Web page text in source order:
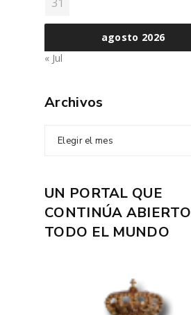
agosto 2026
« Jul
Archivos
Elegir el mes
UN PORTAL QUE
CONTINÚA
TODO EL MUNDO